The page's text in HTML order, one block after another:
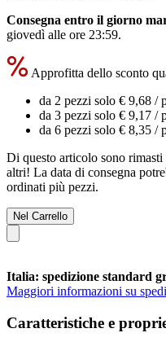
Consegna entro il giorno
giovedì alle ore 23:59.
Approfitta dello sconto
da 2 pezzi solo € 9,68 /
da 3 pezzi solo € 9,17 /
da 6 pezzi solo € 8,35 /
Di questo articolo sono
altri! La data di consegna
ordinati più pezzi.
Nel Carrello
Italia: spedizione standard
Maggiori informazioni su
Caratteristiche e